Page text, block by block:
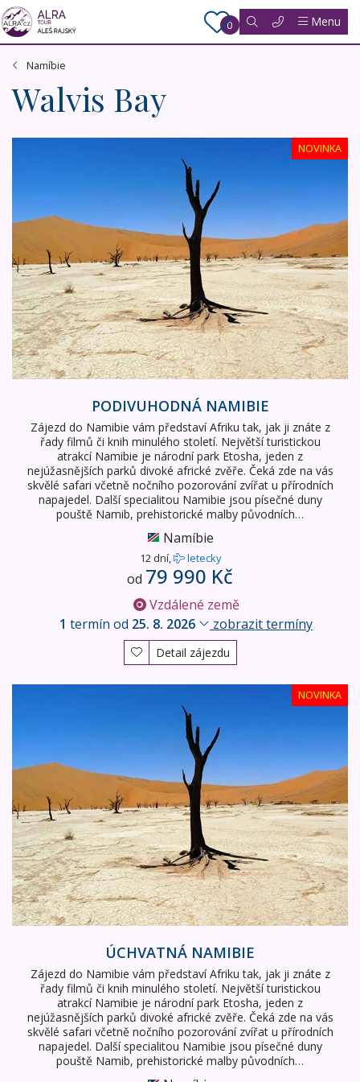
0 Menu
Namíbie
Walvis Bay
NOVINKA
PODIVUHODNÁ NAMIBIE
Zájezd do Namibie vám představí Afriku tak, jak ji znáte z
řady filmů či knih minulého století. Největší turistickou
atrakcí Namibie je národní park Etosha, jeden z
nejúžasnějších parků divoké africké zvěře. Čeká zde na vás
skvělé safari včetně nočního pozorování zvířat u přírodních
napajedel. Další specialitou Namibie jsou písečné duny
pouště Namib, prehistorické malby původních…
Namíbie
12 dní, letecky
od 79 990 Kč
Vzdálené země
1 termín od 25. 8. 2026 zobrazit termíny
Detail zájezdu
NOVINKA
ÚCHVATNÁ NAMIBIE
Zájezd do Namibie vám představí Afriku tak, jak ji znáte z
řady filmů či knih minulého století. Největší turistickou
atrakcí Namibie je národní park Etosha, jeden z
nejúžasnějších parků divoké africké zvěře. Čeká zde na vás
skvělé safari včetně nočního pozorování zvířat u přírodních
napajedel. Další specialitou Namibie jsou písečné duny
pouště Namib, prehistorické malby původních…